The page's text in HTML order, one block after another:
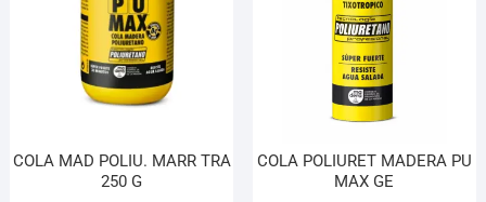
COLA MAD POLIU. MARR TRA
250 G
COLA POLIURET MADERA PU
MAX GE